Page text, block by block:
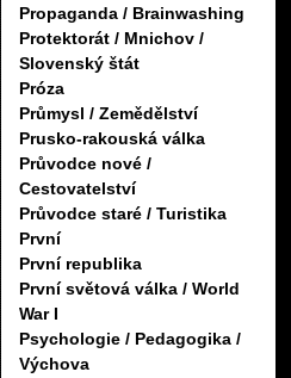
Propaganda / Brainwashing
Protektorát / Mnichov /
Slovenský štát
Próza
Průmysl / Zemědělství
Prusko-rakouská válka
Průvodce nové /
Cestovatelství
Průvodce staré / Turistika
První
První republika
První světová válka / World
War I
Psychologie / Pedagogika /
Výchova